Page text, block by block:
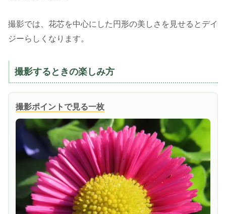
撮影では、花芯を中心にした円形の美しさを見せるとデイ
ジーらしくなります。
撮影するときの楽しみ方
撮影ポイントで見る一枚